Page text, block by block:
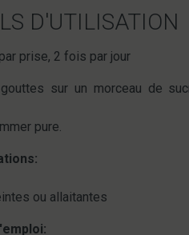
D'UTILISATION
prise, 2 fois par jour
sur un morceau de
pure.
ou allaitantes